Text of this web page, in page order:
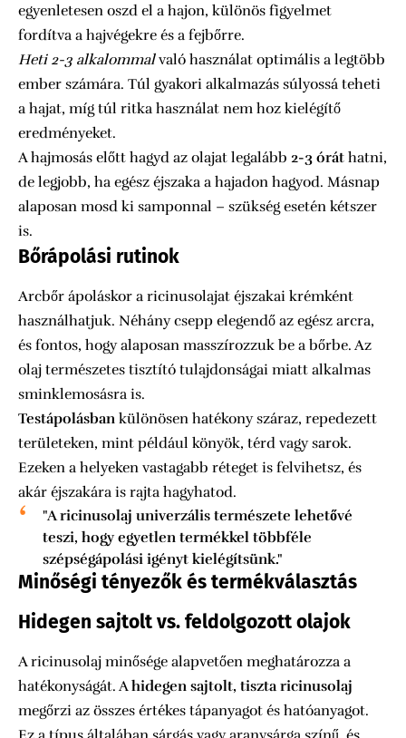
egyenletesen oszd el a hajon, különös figyelmet
fordítva a hajvégekre és a fejbőrre.
Heti 2-3 alkalommalvaló használat optimális a legtöbb
ember számára. Túl gyakori alkalmazás súlyossá teheti
a hajat, míg túl ritka használat nem hoz kielégítő
eredményeket.
A hajmosás előtt hagyd az olajat legalább 2-3 órát hatni,
de legjobb, ha egész éjszaka a hajadon hagyod. Másnap
alaposan mosd ki samponnal – szükség esetén kétszer
is.
Bőrápolási rutinok
Arcbőr ápoláskor a ricinusolajat éjszakai krémként
használhatjuk. Néhány csepp elegendő az egész arcra,
és fontos, hogy alaposan masszírozzuk be a bőrbe. Az
olaj természetes tisztító tulajdonságai miatt alkalmas
sminklemosásra is.
Testápolásban különösen hatékony száraz, repedezett
területeken, mint például könyök, térd vagy sarok.
Ezeken a helyeken vastagabb réteget is felvihetsz, és
akár éjszakára is rajta hagyhatod.
"A ricinusolaj univerzális természete lehetővé
teszi, hogy egyetlen termékkel többféle
szépségápolási igényt kielégítsünk."
Minőségi tényezők és termékválasztás
Hidegen sajtolt vs. feldolgozott olajok
A ricinusolaj minősége alapvetően meghatározza a
hatékonyságát. Ahidegen sajtolt, tiszta ricinusolaj
megőrzi az összes értékes tápanyagot és hatóanyagot.